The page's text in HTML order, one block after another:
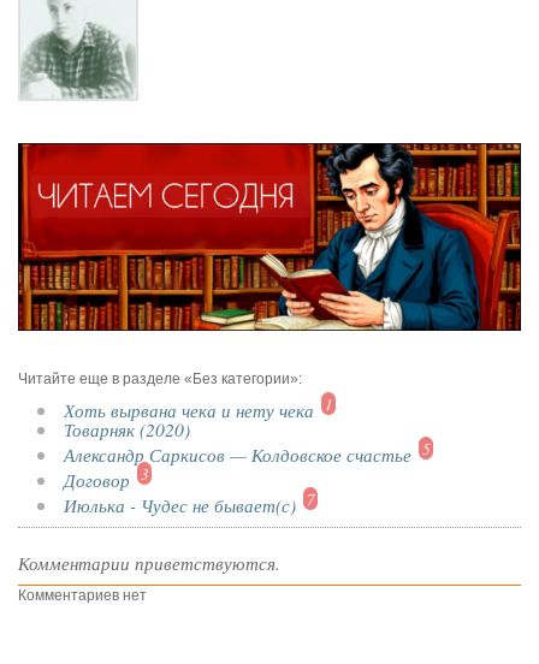
Читайте еще в разделе «Без категории»:
Хоть вырвана чека и нету чека 1
Товарняк (2020)
Александр Саркисов — Колдовское счастье
5
Договор 3
Июлька - Чудес не бывает(с) 7
Комментарии приветствуются.
Комментариев нет